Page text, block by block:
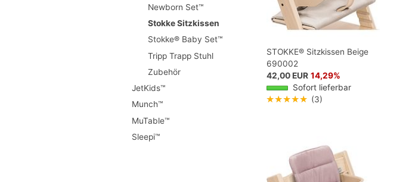
Newborn Set™
Stokke Sitzkissen
Stokke® Baby Set™
Tripp Trapp Stuhl
Zubehör
JetKids™
Munch™
MuTable™
Sleepi™
STOKKE® Sitzkissen Beige
690002
42,00 EUR 14,29%
Sofort lieferbar
★★★★★ (3)